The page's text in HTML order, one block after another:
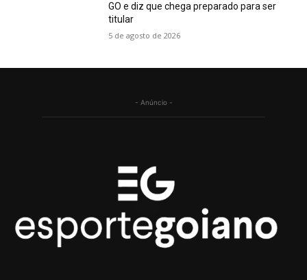
GO e diz que chega preparado para ser
titular
5 de agosto de 2026
- Anúncio -